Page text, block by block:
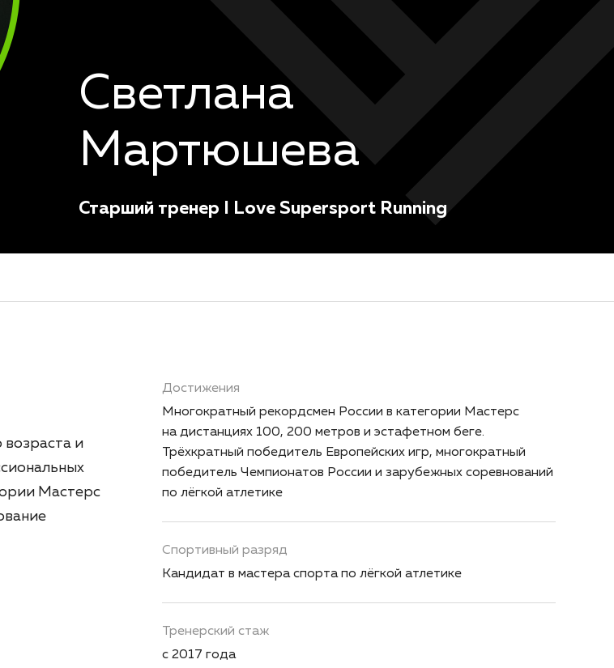
Светлана
Мартюшева
Старший тренер I Love Supersport Running
возраста и
Мастерс
Достижения
Многократный рекордсмен России в категории Мастерс
на дистанциях 100, 200 метров и эстафетном беге.
Трёхкратный победитель Европейских игр, многократный
победитель Чемпионатов России и зарубежных соревнований
по лёгкой атлетике
Спортивный разряд
Кандидат в мастера спорта по лёгкой атлетике
Тренерский стаж
с 2017 года